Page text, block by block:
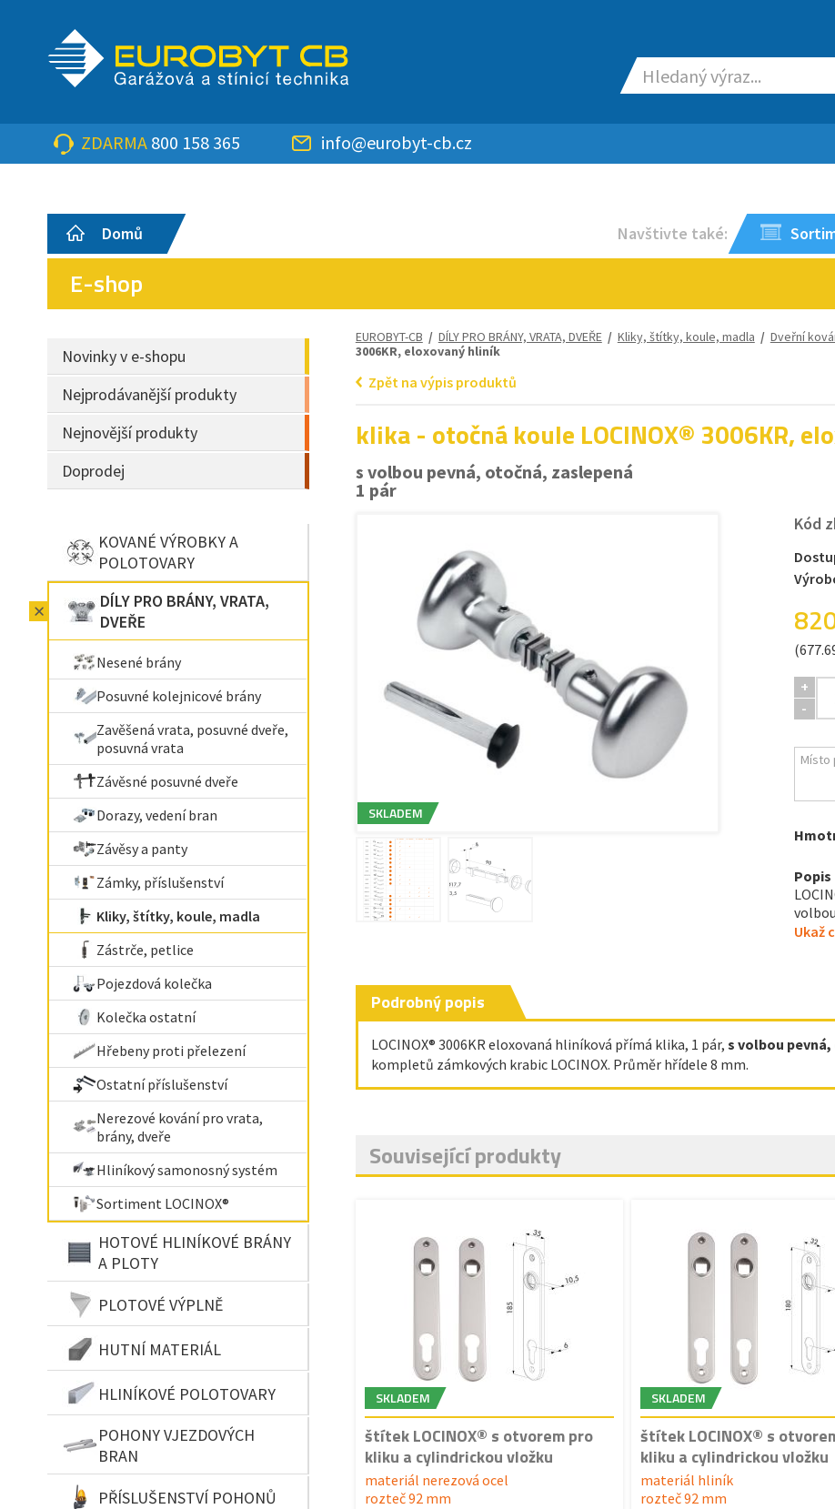
ZDARMA 800 158 365 info@eurobyt-cb.cz
Domů Navštivte také:
E-shop
Novinky v e-shopu
Nejprodávanější produkty
Nejnovější produkty
Doprodej
KOVANÉ VÝROBKY A
POLOTOVARY
DÍLY PRO BRÁNY, VRATA,
DVEŘE
Nesené brány
Posuvné kolejnicové brány
Zavěšená vrata, posuvné dveře,
posuvná vrata
Závěsné posuvné dveře
Dorazy, vedení bran
Závěsy a panty
Zámky, příslušenství
Kliky, štítky, koule, madla
Zástrče, petlice
Pojezdová kolečka
Kolečka ostatní
Hřebeny proti přelezení
Ostatní příslušenství
Nerezové kování pro vrata,
brány, dveře
Hliníkový samonosný systém
Sortiment LOCINOX®
HOTOVÉ HLINÍKOVÉ BRÁNY
A PLOTY
PLOTOVÉ VÝPLNĚ
HUTNÍ MATERIÁL
HLINÍKOVÉ POLOTOVARY
POHONY VJEZDOVÝCH
BRAN
PŘÍSLUŠENSTVÍ POHONŮ
EUROBYT-CB / DÍLY PRO BRÁNY, VRATA, DVEŘE/ Kliky, štítky, koule, madla / Dveřní
3006KR, eloxovaný hliník
Zpět na výpis produktů
klika - otočná koule LOCINOX® 3006KR,
s volbou pevná, otočná, zaslepená
1 pár
SKLADEM
Kód
+
-
Popis
Ukaž
Podrobný popis
LOCINOX® 3006KR eloxovaná hliníková přímá klika, 1 pár, s volbou
kompletů zámkových krabic LOCINOX. Průměr hřídele 8 mm.
Související produkty
SKLADEM
štítek LOCINOX® s otvorem pro
kliku a cylindrickou vložku
materiál nerezová ocel
rozteč 92 mm
SKLADEM
štítek LOCINOX® s
kliku a cylindrickou vložku
materiál hliník
rozteč 92 mm